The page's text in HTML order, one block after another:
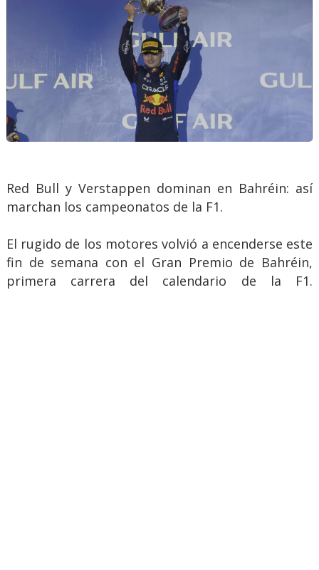
Red Bull y Verstappen dominan en Bahréin: así
marchan los campeonatos de la F1.
El rugido de los motores volvió a encenderse este
fin de semana con el Gran Premio de Bahréin,
primera carrera del calendario de la F1.